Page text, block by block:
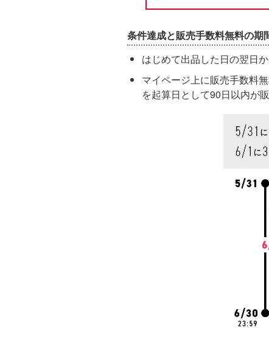
条件達成と販売手数料無料の期
はじめて出品した日の翌日
マイページ上に販売手数料
を起算日として90日以内が